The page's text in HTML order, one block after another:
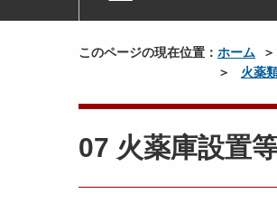
このページの現在位置： ホーム
火薬
07 火薬庫設置